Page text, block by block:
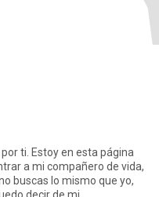
ti. Estoy en esta página
a mi compañero de vida,
buscas lo mismo que yo,